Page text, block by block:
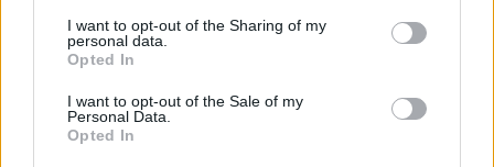
I want to opt-out of the Sharing of my
personal data.
Opted In
I want to opt-out of the Sale of my
Personal Data.
Opted In
teigė sinoptikė.
užbaigsime darbo savaitę: karščiai
atsitrauks